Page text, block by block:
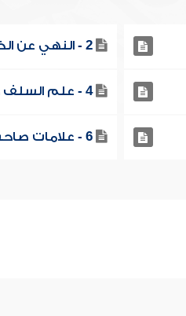
2 - النهي عن الخوض في القدر
4 - علم السلف كان كبيراً وكلامهم كان قليلاً
6 - علامات صاحب العلم النافع